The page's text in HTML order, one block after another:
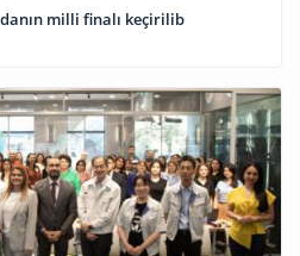
milli finalı keçirilib